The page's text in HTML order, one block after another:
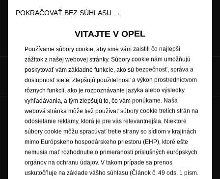
Katalógy & cenníky
Hovorte s nami na
Budúcnosť patrí všetkým © Opel 2026
Ochranné známky a práva
Ochrana osobných údajov
Nové údaje o spotrebe paliva
Právne oznámenie
Recyklovanie
Opel worldwide
Prehlásenie o zhode
Nastavenia cookies
POKRAČOVAŤ BEZ SÚHLASU →
VITAJTE V OPEL
Používame súbory cookie, aby sme vám zaistili čo najlepší
zážitok z našej webovej stránky. Súbory cookie nám umožňujú
poskytovať vám základné funkcie, ako sú bezpečnosť, správa a
dostupnosť siete. Zlepšujú použiteľnosť a výkon prostredníctvom
rôznych funkcií, ako je rozpoznávanie jazyka alebo výsledky
vyhľadávania, a tým zlepšujú to, čo vám ponúkame. Naša
webová stránka môže tiež používať súbory cookie tretích strán na
odosielanie reklamy, ktorá je pre vás relevantnejšia. Niektoré
súbory cookie môžu spracúvať tretie strany so sídlom v krajinách
mimo Európskeho hospodárskeho priestoru (EHP), ktoré ešte
nemusia mať rozhodnutie o primeranosti príslušných európskych
orgánov na ochranu údajov. V takom prípade sa prenos
uskutočňuje na základe vášho súhlasu (Článok č. 49 ods. 1 písm.